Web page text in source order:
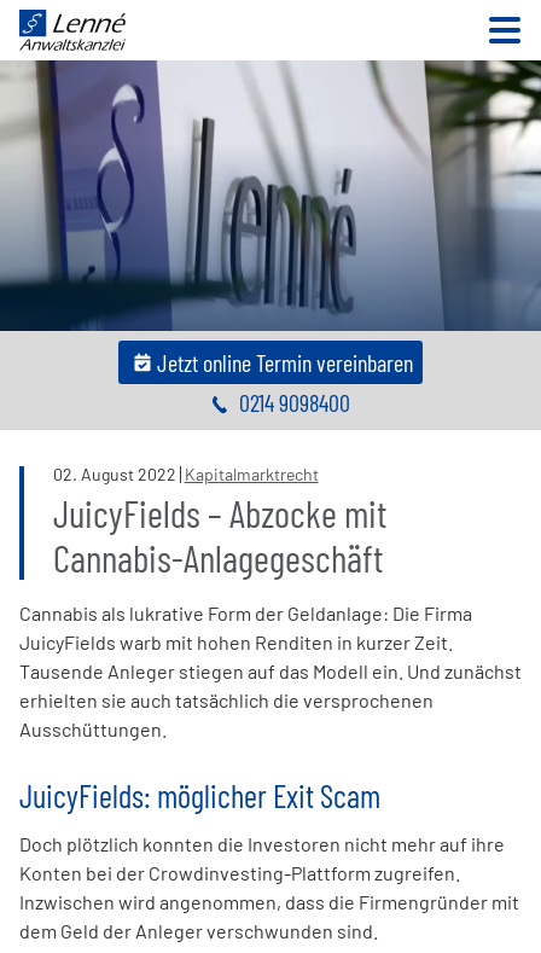
Jetzt online Termin vereinbaren
0214 9098400
02. August2022 Kapitalmarktrecht
JuicyFields – Abzocke mit
Cannabis-Anlagegeschäft
Cannabis als lukrative Form der Geldanlage: Die Firma
JuicyFields warb mit hohen Renditen in kurzer Zeit.
Tausende Anleger stiegen auf das Modell ein. Und zunächst
erhielten sie auch tatsächlich die versprochenen
Ausschüttungen.
JuicyFields: möglicher Exit Scam
Doch plötzlich konnten die Investoren nicht mehr auf ihre
Konten bei der Crowdinvesting-Plattform zugreifen.
Inzwischen wird angenommen, dass die Firmengründer mit
dem Geld der Anleger verschwunden sind.